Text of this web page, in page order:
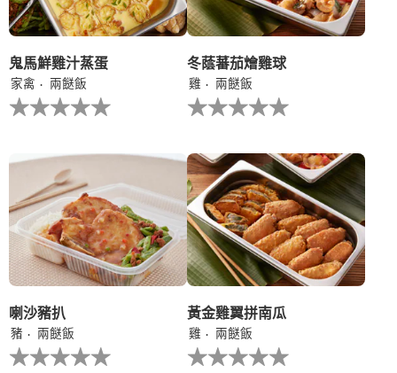
鬼馬鮮雞汁蒸蛋
家禽
兩餸飯
没
有
个
交
评
级
冬蔭蕃茄燴雞球
雞
兩餸飯
没
有
个
recipe
提
交
评
级
喇沙豬扒
豬
兩餸飯
没
有
黃金雞翼拼南瓜
雞
兩餸飯
没
有